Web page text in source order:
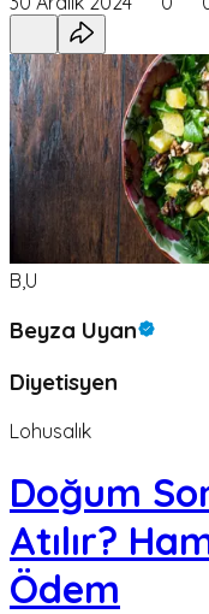
B,U
Beyza Uyan
Diyetisyen
Lohusalık
Doğum
Atılır?
Ödem